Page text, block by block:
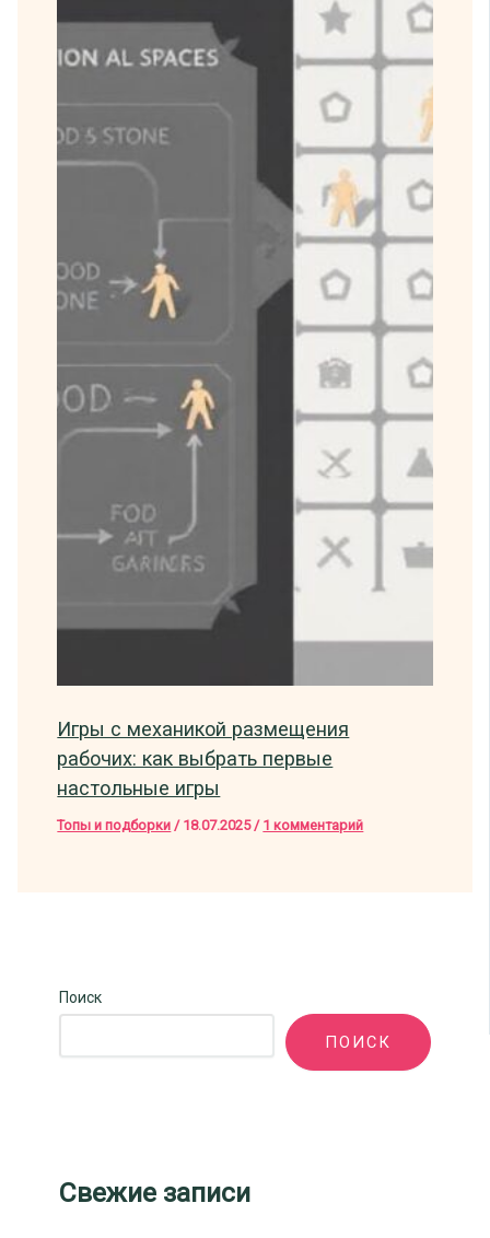
Игры с механикой размещения
рабочих: как выбрать первые
настольные игры
Топы и подборки / 18.07.2025 / 1 комментарий
Поиск
ПОИСК
Свежие записи